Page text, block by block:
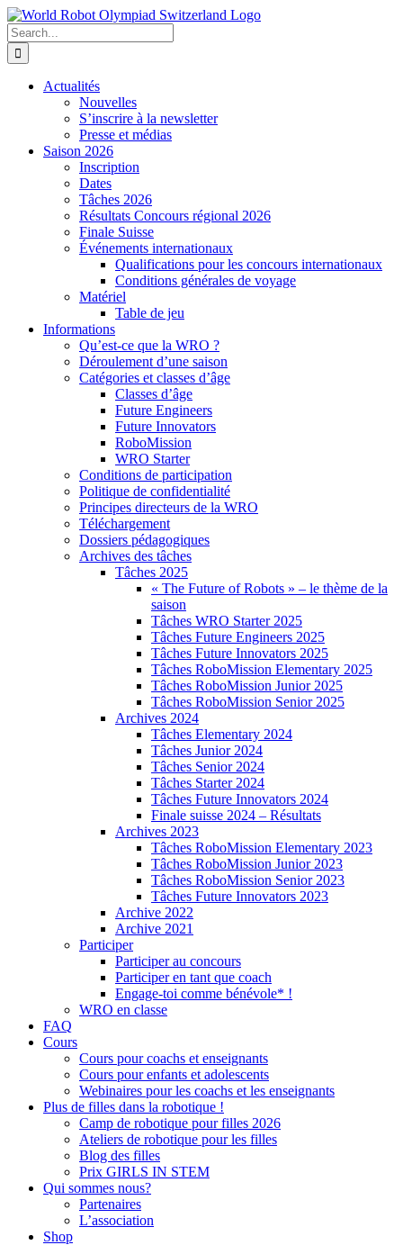
Skip
to
content
Search
for:
Actualités
Nouvelles
S’inscrire à la newsletter
Presse et médias
Saison 2026
Inscription
Dates
Tâches 2026
Résultats Concours régional 2026
Finale Suisse
Événements internationaux
Qualifications pour les concours internationaux
Conditions générales de voyage
Matériel
Table de jeu
Informations
Qu’est-ce que la WRO ?
Déroulement d’une saison
Catégories et classes d’âge
Classes d’âge
Future Engineers
Future Innovators
RoboMission
WRO Starter
Conditions de participation
Politique de confidentialité
Principes directeurs de la WRO
Téléchargement
Dossiers pédagogiques
Archives des tâches
Tâches 2025
« The Future of Robots » – le thème de la
saison
Tâches WRO Starter 2025
Tâches Future Engineers 2025
Tâches Future Innovators 2025
Tâches RoboMission Elementary 2025
Tâches RoboMission Junior 2025
Tâches RoboMission Senior 2025
Archives 2024
Tâches Elementary 2024
Tâches Junior 2024
Tâches Senior 2024
Tâches Starter 2024
Tâches Future Innovators 2024
Finale suisse 2024 – Résultats
Archives 2023
Tâches RoboMission Elementary 2023
Tâches RoboMission Junior 2023
Tâches RoboMission Senior 2023
Tâches Future Innovators 2023
Archive 2022
Archive 2021
Participer
Participer au concours
Participer en tant que coach
Engage-toi comme bénévole* !
WRO en classe
FAQ
Cours
Cours pour coachs et enseignants
Cours pour enfants et adolescents
Webinaires pour les coachs et les enseignants
Plus de filles dans la robotique !
Camp de robotique pour filles 2026
Ateliers de robotique pour les filles
Blog des filles
Prix GIRLS IN STEM
Qui sommes nous?
Partenaires
L’association
Shop